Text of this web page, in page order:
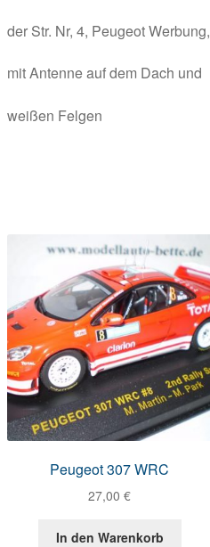
der Str. Nr, 4, Peugeot Werbung,
mit Antenne auf dem Dach und
weißen Felgen
Peugeot 307 WRC
27,00€
In den Warenkorb